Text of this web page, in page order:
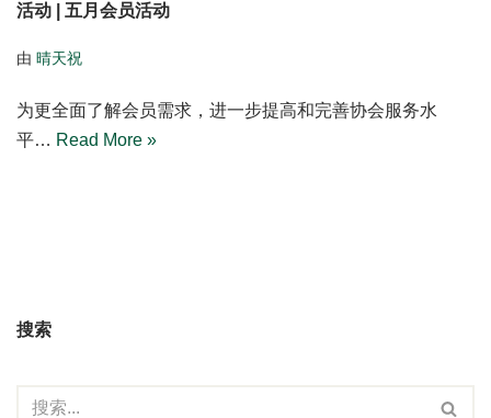
活动 | 五月会员活动
由 晴天祝
为更全面了解会员需求，进一步提高和完善协会服务水
平… Read More »
搜索